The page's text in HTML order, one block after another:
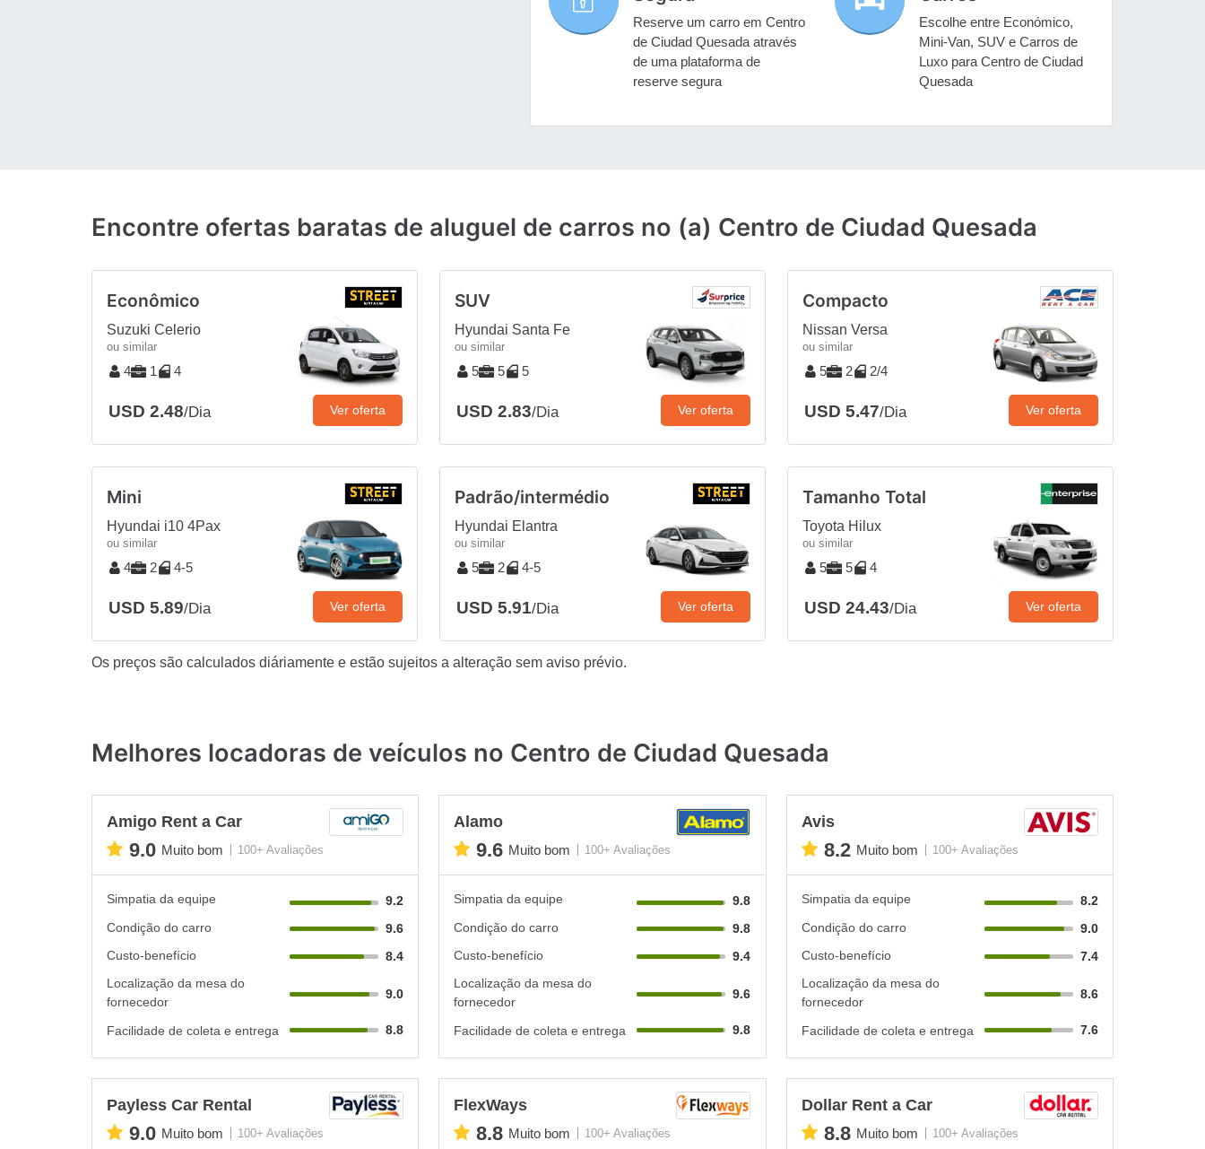
Reserve um carro em Centro
de Ciudad Quesada através
de uma plataforma de
reserve segura
Escolhe entre Económico,
Mini-Van, SUV e Carros de
Luxo para Centro de Ciudad
Quesada
Encontre ofertas baratas de aluguel de carros no (a) Centro de Ciudad Quesada
Econômico
Suzuki Celerio
ou similar
4 1 4
USD 2.48/Dia Ver oferta
SUV
Hyundai Santa Fe
ou similar
5 5 5
USD 2.83/Dia Ver oferta
Compacto
Nissan Versa
ou similar
5 2 2/4
USD 5.47/Dia Ver oferta
Mini
Hyundai i10 4Pax
ou similar
4 2 4-5
USD 5.89/Dia Ver oferta
Padrão/intermédio
Hyundai Elantra
ou similar
5 2 4-5
USD 5.91/Dia Ver oferta
Tamanho Total
Toyota Hilux
ou similar
5 5 4
USD 24.43/Dia Ver oferta
Os preços são calculados diáriamente e estão sujeitos a alteração sem aviso prévio.
Melhores locadoras de veículos no Centro de Ciudad Quesada
Amigo Rent a Car
9.0 Muito bom 100+ Avaliações
Simpatia da equipe
9.2
Condição do carro
9.6
Custo-benefício
8.4
Localização da mesa do
fornecedor
9.0
Facilidade de coleta e entrega 8.8
Alamo
9.6 Muito bom 100+ Avaliações
Simpatia da equipe
9.8
Condição do carro
9.8
Custo-benefício
9.4
Localização da mesa do
fornecedor
9.6
Facilidade de coleta e entrega 9.8
Avis
8.2 Muito bom 100+ Avaliações
Simpatia da equipe
8.2
Condição do carro
9.0
Custo-benefício
7.4
Localização da mesa do
fornecedor
8.6
Facilidade de coleta e entrega 7.6
Payless Car Rental
9.0 Muito bom 100+ Avaliações
FlexWays
8.8 Muito bom 100+ Avaliações
Dollar Rent a Car
8.8 Muito bom 100+ Avaliações